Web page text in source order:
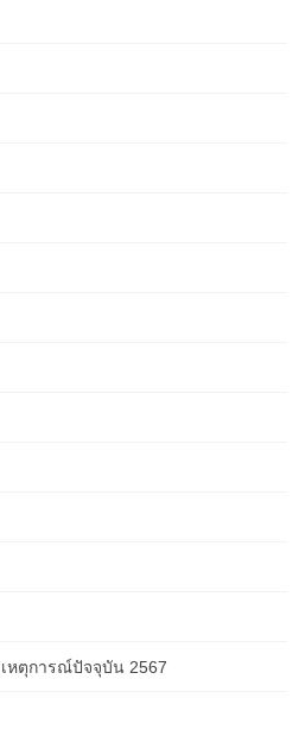
Brothers Academy (CBA)
success.
local high school basketball games
The Albany
players to the sport.
Albany Capitals
changed names and leagues
River Rats, then the Albany
often represent a tough, skilled
หตุการณ์ปัจจุบัน 2567